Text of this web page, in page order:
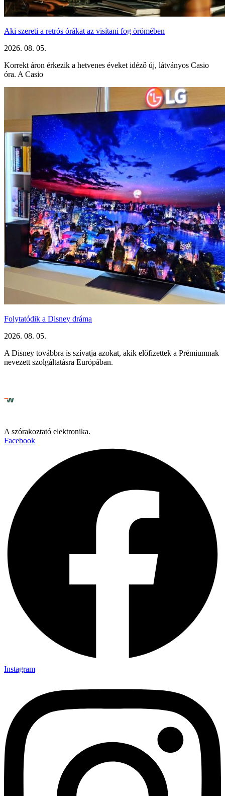
Aki szereti a retrós órákat az visítani fog örömében
2026. 08. 05.
Korrekt áron érkezik a hetvenes éveket idéző új, látványos Casio
óra. A Casio
Folytatódik a Disney dráma
2026. 08. 05.
A Disney továbbra is szívatja azokat, akik előfizettek a Prémiumnak
nevezett szolgáltatásra Európában.
A szórakoztató elektronika.
Facebook
Instagram